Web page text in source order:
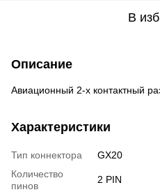
В
Описание
Авиационный 2-х контактный
Характеристики
Тип коннектора
GX20
Количество
пинов
2 PIN